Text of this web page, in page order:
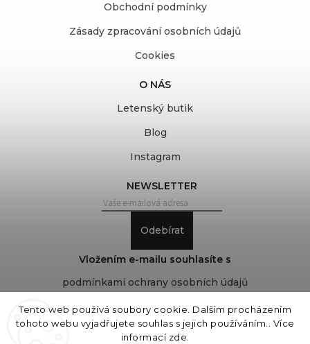
Tento web používá soubory cookie. Dalším procházením
tohoto webu vyjadřujete souhlas s jejich používáním.. Více
informací zde
Obchodní podmínky
Zásady zpracování osobních údajů
Cookies
O NÁS
Letenský butik
Blog
Instagram
NEWSLETTER
Odebírat
Vložením e-mailu souhlasíte s
podmínkami ochrany osobních údajů
COVEROVER